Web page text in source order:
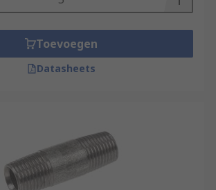
Toevoegen
Datasheets